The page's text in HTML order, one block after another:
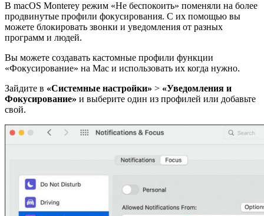
В macOS Monterey режим «Не беспокоить» поменяли на более
продвинутые профили фокусирования. С их помощью вы
можете блокировать звонки и уведомления от разных
программ и людей.
Вы можете создавать кастомные профили функции
«Фокусирование» на Mac и использовать их когда нужно.
Зайдите в «Системные настройки» > «Уведомления и
Фокусирование» и выберите один из профилей или добавьте
свой.